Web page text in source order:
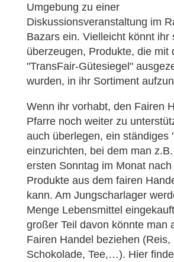
Umgebung zu einer
Diskussionsveranstaltung im
Bazars ein. Vielleicht könnt ihr
überzeugen, Produkte, die mit
"TransFair-Gütesiegel"
wurden, in ihr Sortiment
Wenn ihr vorhabt, den Fairen
Pfarre noch weiter zu
auch überlegen, ein ständiges
einzurichten, bei dem man
ersten Sonntag im Monat
Produkte aus dem fairen
kann. Am Jungscharlager
Menge Lebensmittel
großer Teil davon könnte man
Fairen Handel beziehen (Reis,
Schokolade, Tee,…). Hier